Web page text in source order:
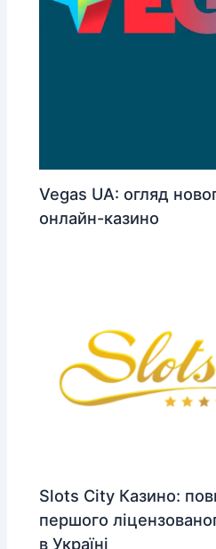
Vegas UA: огляд
онлайн-казино
Slots City Казино:
першого
в Україні